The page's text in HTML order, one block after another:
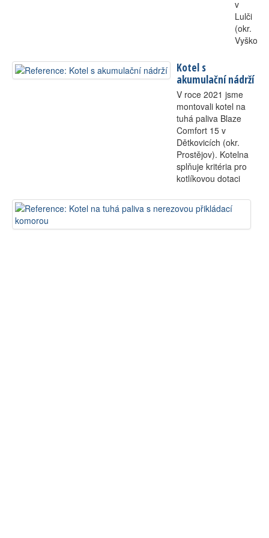
v
Lulči
(okr.
Vyškov).
Kotel s
akumulační nádrží
V roce 2021 jsme
montovali kotel na
tuhá paliva Blaze
Comfort 15 v
Dětkovicích (okr.
Prostějov). Kotelna
splňuje kritéria pro
kotlíkovou dotaci